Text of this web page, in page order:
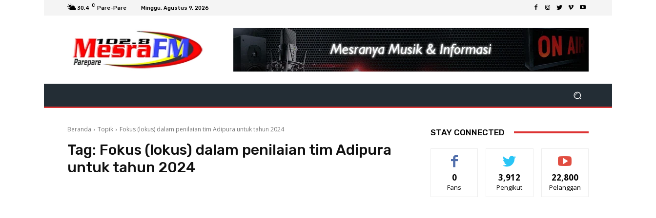
30.4 C Pare-Pare Minggu, Agustus 9, 2026
Beranda Topik Fokus (lokus) dalam penilaian tim Adipura untuk tahun 2024
Tag: Fokus (lokus) dalam penilaian tim Adipura
untuk tahun 2024
STAY CONNECTED
0
Fans
3,912
Pengikut
22,800
Pelanggan